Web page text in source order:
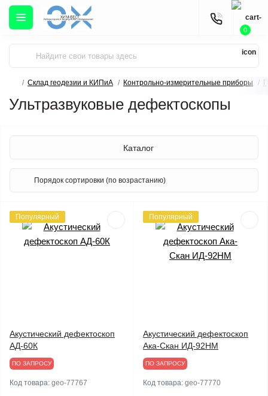
0
Склад геодезии и КИПиА Контрольно-измерительные приборы
Ультразвуковые дефектоскопы
Каталог
Популярный
Акустический дефектоскоп
АД-60К
ПО ЗАПРОСУ
Код товара: geo-77767
Популярный
Акустический дефектоскоп
Ака-Скан ИД-92НМ
ПО ЗАПРОСУ
Код товара: geo-77770